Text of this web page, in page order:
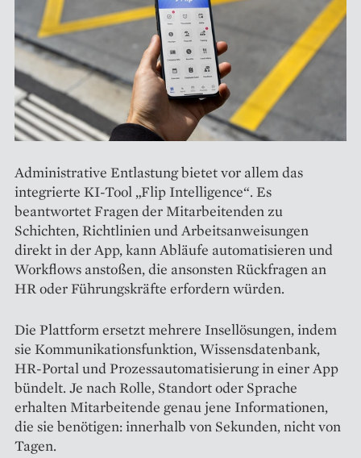
Administrative Entlastung bietet vor allem das
integrierte KI-Tool „Flip Intelligence“. Es
beantwortet Fragen der Mitarbeitenden zu
Schichten, Richtlinien und Arbeitsanweisungen
direkt in der App, kann Abläufe automatisieren und
Workflows anstoßen, die ansonsten Rückfragen an
HR oder Führungskräfte erfordern würden.
Die Plattform ersetzt mehrere Insellösungen, indem
sie Kommunikationsfunktion, Wissensdatenbank,
HR-Portal und Prozessautomatisierung in einer App
bündelt. Je nach Rolle, Standort oder Sprache
erhalten Mitarbeitende genau jene Informationen,
die sie benötigen: innerhalb von Sekunden, nicht von
Tagen.